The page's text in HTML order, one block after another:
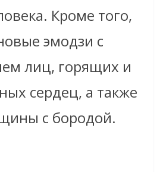
Кроме того,
эмодзи с
лиц, горящих и
сердец, а также
с бородой.